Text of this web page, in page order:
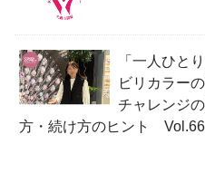
「一人ひと
ビリカラー
チャレンジ
方・続け方のヒント Vol.66